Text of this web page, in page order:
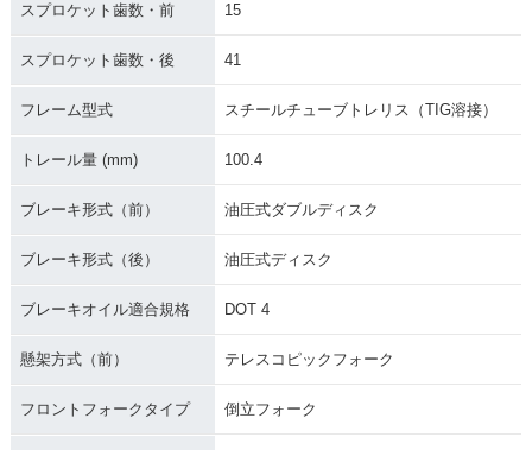
スプロケット歯数・前 15
スプロケット歯数・後 41
フレーム型式 スチールチューブトレリス（TIG溶接）
トレール量 (mm) 100.4
ブレーキ形式（前） 油圧式ダブルディスク
ブレーキ形式（後） 油圧式ディスク
ブレーキオイル適合規格 DOT 4
懸架方式（前） テレスコピックフォーク
フロントフォークタイプ 倒立フォーク